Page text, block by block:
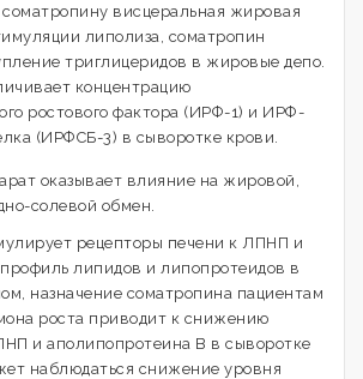
соматропину висцеральная жировая
липолиза, соматропин
триглицеридов в жировые депо.
концентрацию
ростового фактора (ИРФ-1) и ИРФ-
(ИРФСБ-3) в сыворотке крови.
оказывает влияние на жировой,
солевой обмен.
рецепторы печени к ЛПНП и
профиль липидов и липопротеидов в
назначение соматропина пациентам
роста приводит к снижению
и аполипопротеина В в сыворотке
наблюдаться снижение уровня